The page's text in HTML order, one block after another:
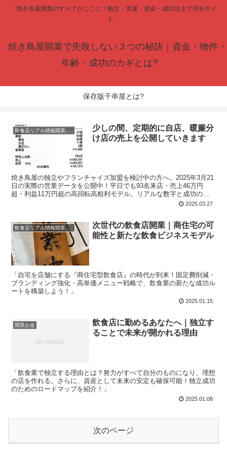
「焼き鳥屋開業のすべてがここに！独立・支援・資金・成功法まで完全ガイ
ド」
焼き鳥屋開業で失敗しない３つの秘訣｜資金・物件・
年齢・成功のカギとは?
保存版千串屋とは?
飲食店リアル情報開業タイミング
少しの間、定期的に自店、暖簾分
け店の売上を公開していきます
焼き鳥屋の独立やフランチャイズ加盟を検討中の方へ。2025年3月21
日の実際の営業データを公開中！平日でも93名来店・売上46万円
超・利益11万円超の高回転高粗利モデル。リアルな数字と成功の秘
2025.03.27
飲食店リアル情報開業タイミング
次世代の飲食店開業｜商住宅の可
能性と新たな飲食ビジネスモデル
「自宅を店舗にする『商住宅型飲食店』の時代が到来！固定費削減・
ブランディング強化・高単価メニュー戦略で、飲食業の新たな成功ル
ートを構築しよう！」
2025.01.15
開業お金
飲食店に勤めるあなたへ｜独立す
ることで未来が開かれる理由
「飲食業で独立する理由とは？努力がすべて自分のものになり、理想
の店を作れる。さらに、資産として未来の安定も確保可能！独立成功
のためのロードマップを紹介！」
2025.01.08
次のページ